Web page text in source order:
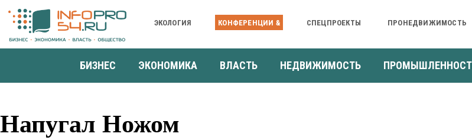
ЭКОЛОГИЯ КОНФЕРЕНЦИИ & СПЕЦПРОЕКТЫ ПРОНЕДВИЖИМОСТЬ
БИЗНЕС ЭКОНОМИКА ВЛАСТЬ НЕДВИЖИМОСТЬ
Напугал Ножом